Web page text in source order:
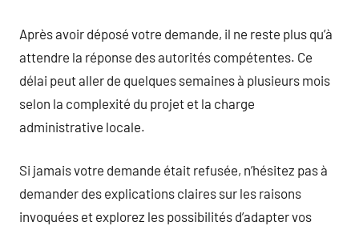
Après avoir déposé votre demande, il ne reste plus qu’à
attendre la réponse des autorités compétentes. Ce
délai peut aller de quelques semaines à plusieurs mois
selon la complexité du projet et la charge
administrative locale.
Si jamais votre demande était refusée, n’hésitez pas à
demander des explications claires sur les raisons
invoquées et explorez les possibilités d’adapter vos